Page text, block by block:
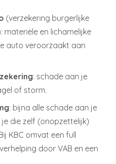
(verzekering burgerlijke
materiële en lichamelijke
auto veroorzaakt aan
: schade aan je
of storm.
: bijna alle schade aan je
die zelf (onopzettelijk)
KBC omvat een full
door VAB en een